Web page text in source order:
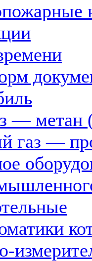
— метан
газ —